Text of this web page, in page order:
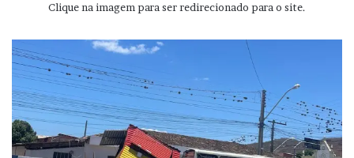
Clique na imagem para ser redirecionado para o site.